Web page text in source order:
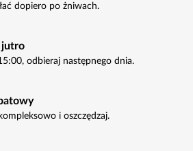
dopiero po żniwach.
jutro
odbieraj następnego dnia.
i oszczędzaj.